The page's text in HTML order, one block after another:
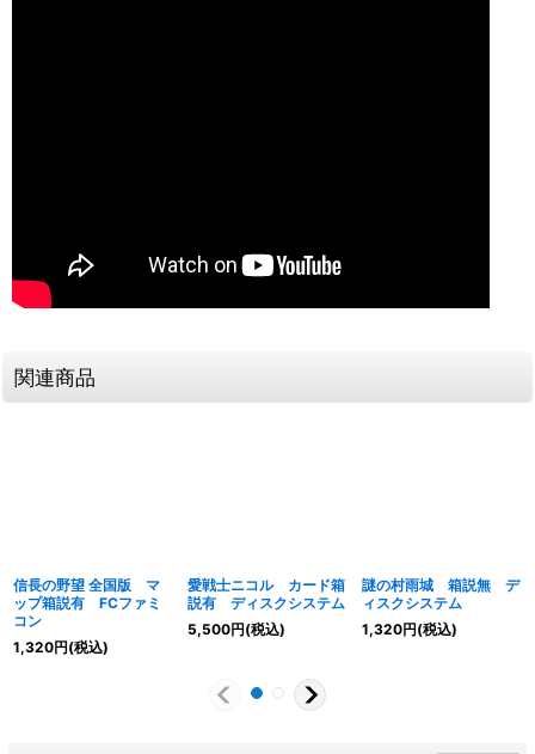
関連商品
信長の野望 全国版 マ
ップ箱説有 FCファミ
コン
1,320円(税込)
愛戦士ニコル カード箱
説有 ディスクシステム
5,500円(税込)
謎の村雨城 箱説無 デ
ィスクシステム
1,320円(税込)